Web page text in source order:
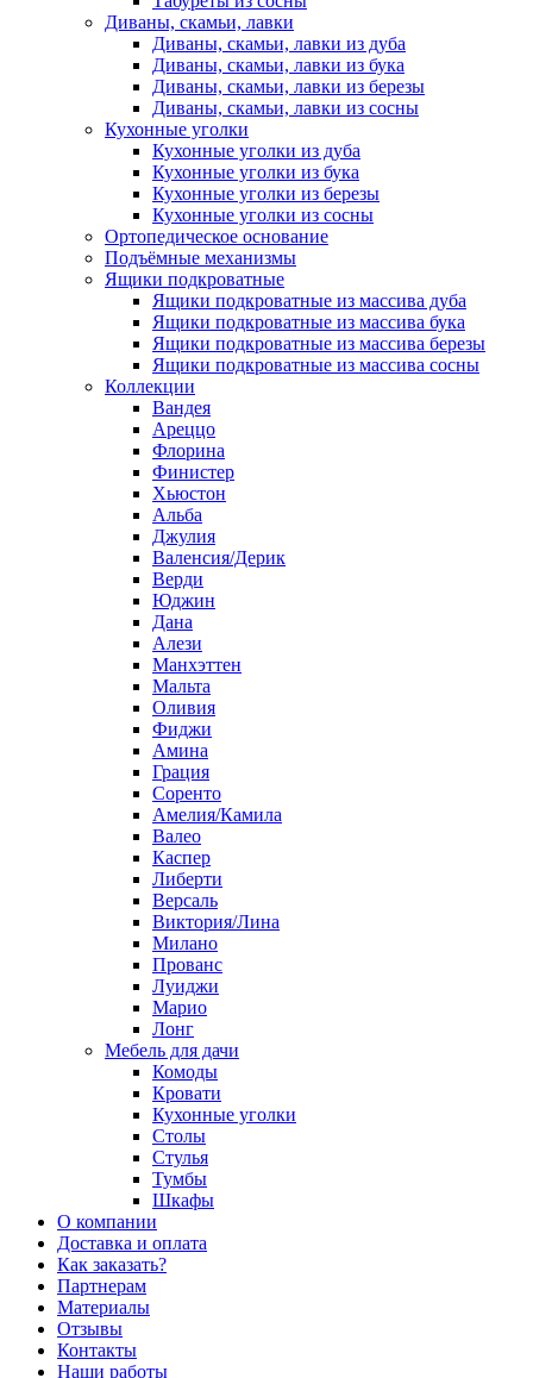
Диваны, скамьи, лавки
Диваны, скамьи, лавки из дуба
Диваны, скамьи, лавки из бука
Диваны, скамьи, лавки из березы
Диваны, скамьи, лавки из сосны
Кухонные уголки
Кухонные уголки из дуба
Кухонные уголки из бука
Кухонные уголки из березы
Кухонные уголки из сосны
Ортопедическое основание
Подъёмные механизмы
Ящики подкроватные
Ящики подкроватные из массива дуба
Ящики подкроватные из массива бука
Ящики подкроватные из массива березы
Ящики подкроватные из массива сосны
Коллекции
Вандея
Ареццо
Флорина
Финистер
Хьюстон
Альба
Джулия
Валенсия/Дерик
Верди
Юджин
Дана
Алези
Манхэттен
Мальта
Оливия
Фиджи
Амина
Грация
Соренто
Амелия/Камила
Валео
Каспер
Либерти
Версаль
Виктория/Лина
Милано
Прованс
Луиджи
Марио
Лонг
Мебель для дачи
Комоды
Кровати
Кухонные уголки
Столы
Стулья
Тумбы
Шкафы
О компании
Доставка и оплата
Как заказать?
Партнерам
Материалы
Отзывы
Контакты
Наши работы